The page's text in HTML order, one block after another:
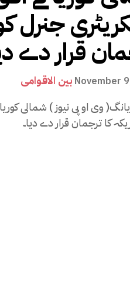
جنرل
قرار دے
بین الاقوامی November
وی او پی نیوز ) شمالی